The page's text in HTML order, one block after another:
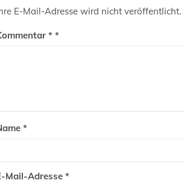
E-Mail-Adresse wird nicht veröffentlicht.
*
*
Mail-Adresse *